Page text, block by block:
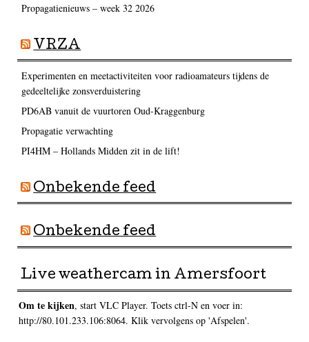
Propagatienieuws – week 32 2026
VRZA
Experimenten en meetactiviteiten voor radioamateurs tijdens de
gedeeltelijke zonsverduistering
PD6AB vanuit de vuurtoren Oud-Kraggenburg
Propagatie verwachting
PI4HM – Hollands Midden zit in de lift!
Onbekende feed
Onbekende feed
Live weathercam in Amersfoort
Om te kijken, start VLC Player. Toets ctrl-N en voer in:
http://80.101.233.106:8064. Klik vervolgens op 'Afspelen'.